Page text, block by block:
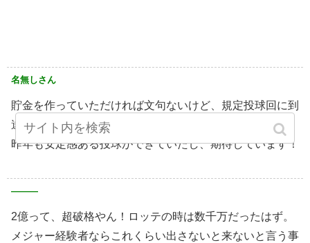
名無しさん
貯金を作っていただければ文句ないけど、規定投球回に到
達してくれれば十分ですね
昨年も安定感ある投球ができていたし、期待しています！
———
2億って、超破格やん！ロッテの時は数千万だったはず。
メジャー経験者ならこれくらい出さないと来ないと言う事